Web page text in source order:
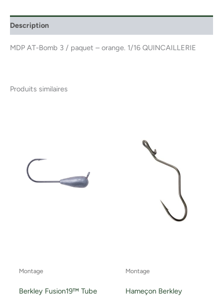
Description
MDP AT-Bomb 3 / paquet – orange. 1/16 QUINCAILLERIE
Produits similaires
Montage
Berkley Fusion19™ Tube
Montage
Hameçon Berkley